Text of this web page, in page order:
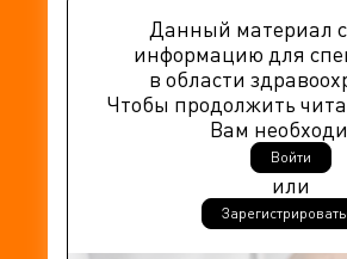
Данный материал
информацию для
в области
Чтобы продолжить
Вам
Войти
или